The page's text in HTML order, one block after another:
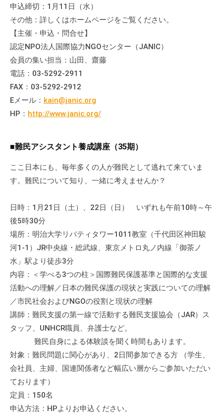
申込締切：1月11日（水）
その他：詳しくはホームページをご覧ください。
【主催・申込・問合せ】
認定NPO法人国際協力NGOセンター（JANIC）
会員の集い担当：山田、齋藤
電話：03-5292-2911
FAX：03-5292-2912
Eメール： kain@janic.org
HP： http://www.janic.org/
■難民アシスタント養成講座（35期）
ここ日本にも、毎年多くの人が難民として逃れて来ていま
す。難民について知り、一緒に考えませんか？
日時：1月21日（土）、22日（日） いずれも午前10時～午
後5時30分
場所：明治大学リバティタワー1011教室（千代田区神田駿
河1-1）JR中央線・総武線、東京メトロ丸ノ内線「御茶ノ
水」駅より徒歩3分
内容：＜学べる3つの柱＞国際難民保護基準と国際的な支援
活動への理解／日本の難民保護の現状と実践についての理解
／市民社会およびNGOの役割と現状の理解
講師：難民支援の第一線で活動する難民支援協会（JAR）ス
タッフ、UNHCR職員、弁護士など。
難民自身による体験談を聞く時間もあります。
対象：難民問題に関心があり、2日間参加できる方 （学生、
会社員、主婦、国連関係者など幅広い層からご参加いただい
ております）
定員：150名
申込方法：HPよりお申込ください。